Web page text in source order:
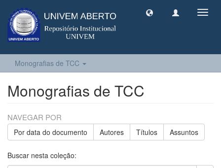
Monografias de TCC
Monografias de TCC
NAVEGAR POR
Por data do documento Autores Títulos Assuntos
Buscar nesta coleção: